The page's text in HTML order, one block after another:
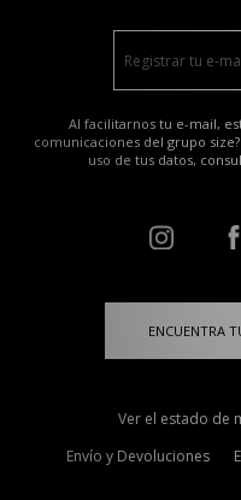
Al facilitarnos tu e-mail,
comunicaciones del grupo
uso de tus datos,
ENCUENTRA
Ver el estado de
Envío y Devoluciones